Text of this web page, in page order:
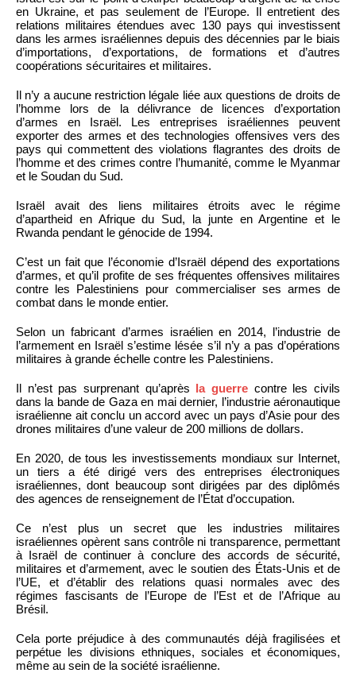
en Ukraine, et pas seulement de l’Europe. Il entretient des
relations militaires étendues avec 130 pays qui investissent
dans les armes israéliennes depuis des décennies par le biais
d’importations, d’exportations, de formations et d’autres
coopérations sécuritaires et militaires.
Il n’y a aucune restriction légale liée aux questions de droits de
l’homme lors de la délivrance de licences d’exportation
d’armes en Israël. Les entreprises israéliennes peuvent
exporter des armes et des technologies offensives vers des
pays qui commettent des violations flagrantes des droits de
l’homme et des crimes contre l’humanité, comme le Myanmar
et le Soudan du Sud.
Israël avait des liens militaires étroits avec le régime
d’apartheid en Afrique du Sud, la junte en Argentine et le
Rwanda pendant le génocide de 1994.
C’est un fait que l’économie d’Israël dépend des exportations
d’armes, et qu’il profite de ses fréquentes offensives militaires
contre les Palestiniens pour commercialiser ses armes de
combat dans le monde entier.
Selon un fabricant d’armes israélien en 2014, l’industrie de
l’armement en Israël s’estime lésée s’il n’y a pas d’opérations
militaires à grande échelle contre les Palestiniens.
Il n’est pas surprenant qu’après la guerre contre les civils
dans la bande de Gaza en mai dernier, l’industrie aéronautique
israélienne ait conclu un accord avec un pays d’Asie pour des
drones militaires d’une valeur de 200 millions de dollars.
En 2020, de tous les investissements mondiaux sur Internet,
un tiers a été dirigé vers des entreprises électroniques
israéliennes, dont beaucoup sont dirigées par des diplômés
des agences de renseignement de l’État d’occupation.
Ce n’est plus un secret que les industries militaires
israéliennes opèrent sans contrôle ni transparence, permettant
à Israël de continuer à conclure des accords de sécurité,
militaires et d’armement, avec le soutien des États-Unis et de
l’UE, et d’établir des relations quasi normales avec des
régimes fascisants de l’Europe de l’Est et de l’Afrique au
Brésil.
Cela porte préjudice à des communautés déjà fragilisées et
perpétue les divisions ethniques, sociales et économiques,
même au sein de la société israélienne.